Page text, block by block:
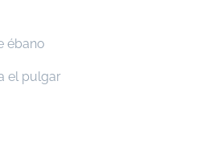
ébano
el pulgar